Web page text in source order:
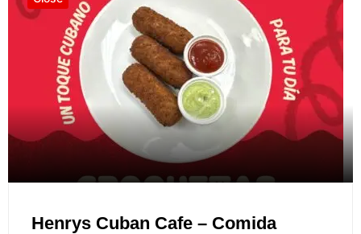
Henrys Cuban Cafe – Comida